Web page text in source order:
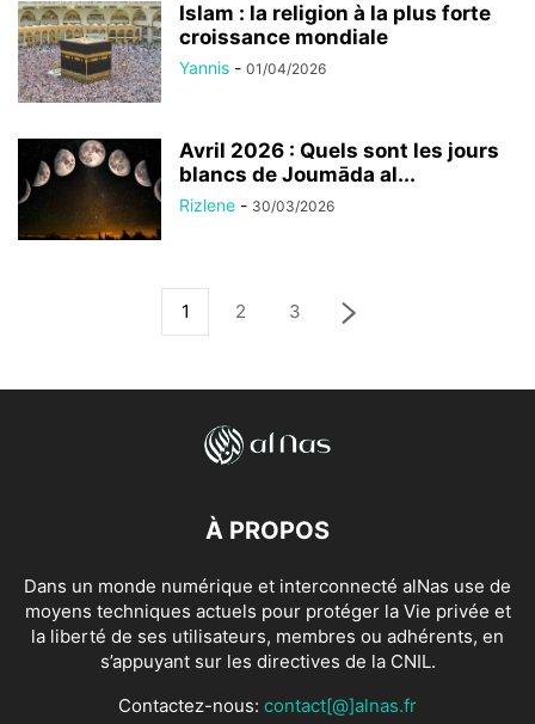
Islam : la religion à la plus forte
croissance mondiale
Yannis - 01/04/2026
Avril 2026 : Quels sont les jours
blancs de Joumāda al...
Rizlene - 30/03/2026
1 2 3
À PROPOS
Dans un monde numérique et interconnecté alNas use de
moyens techniques actuels pour protéger la Vie privée et
la liberté de ses utilisateurs, membres ou adhérents, en
s’appuyant sur les directives de la CNIL.
Contactez-nous: contact[@]alnas.fr